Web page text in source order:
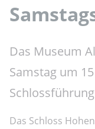
Das Museum
Samstag um
Das Schloss